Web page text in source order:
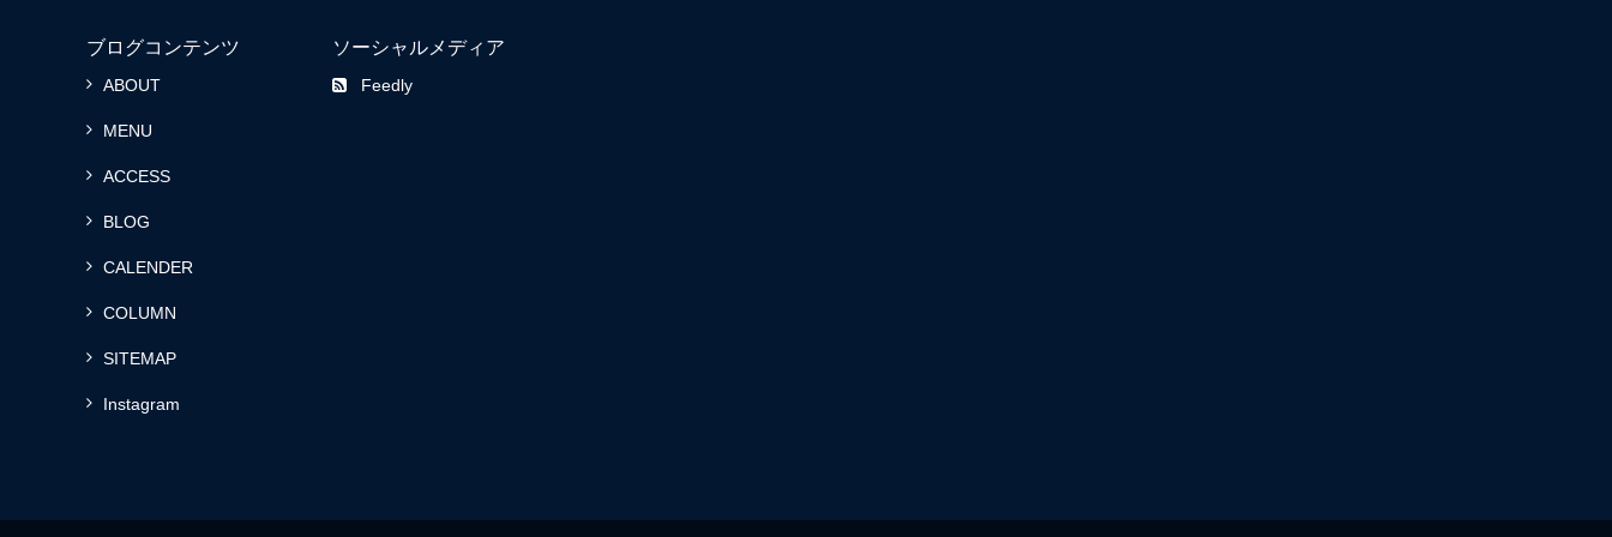
ブログコンテンツ
ABOUT
MENU
ACCESS
BLOG
CALENDER
COLUMN
SITEMAP
Instagram
ソーシャルメディア
Feedly